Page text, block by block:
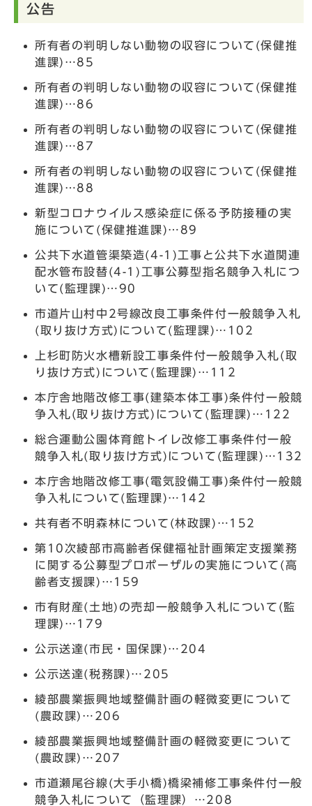
公告
所有者の判明しない動物の収容について(保健推
進課)…85
所有者の判明しない動物の収容について(保健推
進課)…86
所有者の判明しない動物の収容について(保健推
進課)…87
所有者の判明しない動物の収容について(保健推
進課)…88
新型コロナウイルス感染症に係る予防接種の実
施について(保健推進課)…89
公共下水道管渠築造(4-1)工事と公共下水道関連
配水管布設替(4-1)工事公募型指名競争入札につ
いて(監理課)…90
市道片山村中2号線改良工事条件付一般競争入札
(取り抜け方式)について(監理課)…102
上杉町防火水槽新設工事条件付一般競争入札(取
り抜け方式)について(監理課)…112
本庁舎地階改修工事(建築本体工事)条件付一般競
争入札(取り抜け方式)について(監理課)…122
総合運動公園体育館トイレ改修工事条件付一般
競争入札(取り抜け方式)について(監理課)…132
本庁舎地階改修工事(電気設備工事)条件付一般競
争入札について(監理課)…142
共有者不明森林について(林政課)…152
第10次綾部市高齢者保健福祉計画策定支援業務
に関する公募型プロポーザルの実施について(高
齢者支援課)…159
市有財産(土地)の売却一般競争入札について(監
理課)…179
公示送達(市民・国保課)…204
公示送達(税務課)…205
綾部農業振興地域整備計画の軽微変更について
(農政課)…206
綾部農業振興地域整備計画の軽微変更について
(農政課)…207
市道瀬尾谷線(大手小橋)橋梁補修工事条件付一般
競争入札について（監理課）…208